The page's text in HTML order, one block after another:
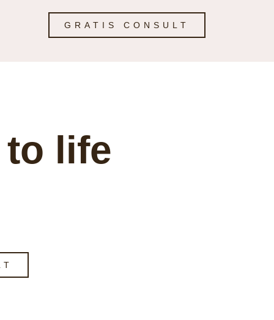
GRATIS CONSULT
life